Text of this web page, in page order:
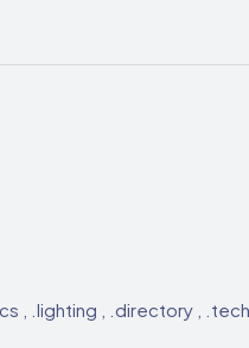
, .lighting , .directory ,